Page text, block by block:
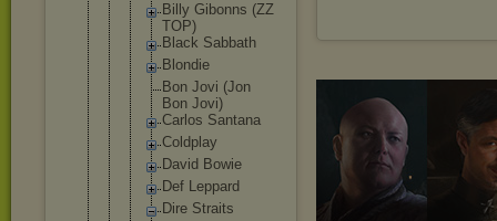
Billy Gibonns (ZZ
TOP)
Black Sabbath
Blondie
Bon Jovi (Jon
Bon Jovi)
Carlos Santana
Coldplay
David Bowie
Def Leppard
Dire Straits